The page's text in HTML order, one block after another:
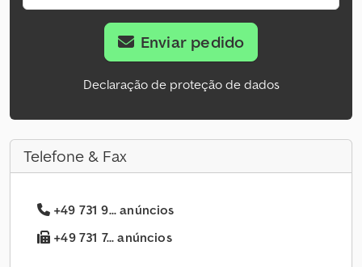
Enviar pedido
Declaração de proteção de dados
Telefone & Fax
+49 731 9... anúncios
+49 731 7... anúncios